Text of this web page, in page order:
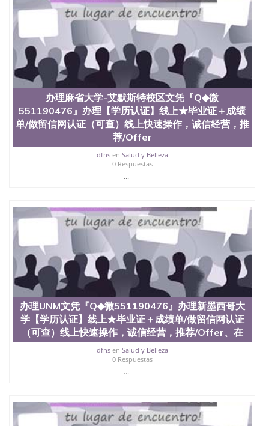
理普渡大学西拉法叶校区文凭『Q◆微551190476』办
理普渡大学西拉法叶校区【学历认证】线上★毕业证
＋成绩单/做留信网认证（可查）线上快速操作，诚
信经营，推荐/Offer、在读证明、雅思托福成绩单/★
各类英文材料/制作，购买成绩单，购买假文凭，购
买假学位证，制造假国外大学文凭Purdue
University,West Lafayette
办理麻省大学-艾默斯特校区文凭『Q◆微
551190476』办理【学历认证】线上★毕业证＋成绩
单/做留信网认证（可查）线上快速操作，诚信经营，推
荐/Offer
dfnsen Salud y Belleza
0 Respuestas
...
办理UNM文凭『Q◆微551190476』办理新墨西哥大
学【学历认证】线上★毕业证＋成绩单/做留信网认证
（可查）线上快速操作，诚信经营，推荐/Offer、在
dfnsen Salud y Belleza
0 Respuestas
...